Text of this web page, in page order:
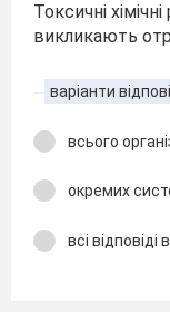
Токсичні
викликають
варіанти
всього
окремих
всі відповіді